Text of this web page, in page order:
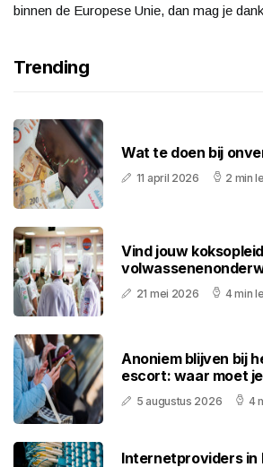
binnen de Europese Unie, dan mag je
Trending
Wat te doen bij
11 april 2026 2 min
Vind jouw
21 mei 2026 4 min
Anoniem blijven bij
escort: waar moet
5 augustus 2026 4
Internetproviders in